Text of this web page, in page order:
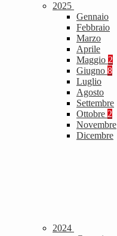
2025
Gennaio
Febbraio
Marzo
Aprile
Maggio 2
Giugno 8
Luglio
Agosto
Settembre
Ottobre 2
Novembre
Dicembre
2024